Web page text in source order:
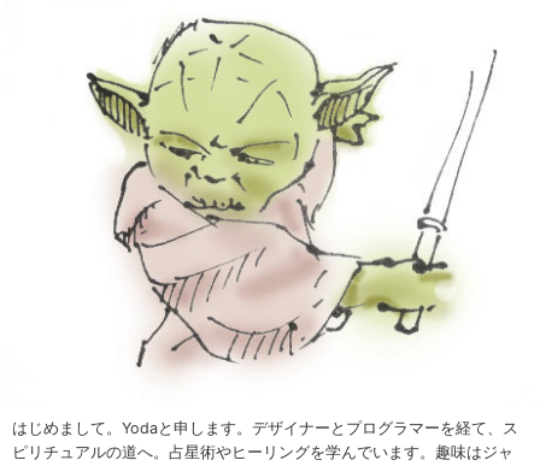
はじめまして。Yodaと申します。デザイナーとプログラマーを経て、ス
ピリチュアルの道へ。占星術やヒーリングを学んでいます。趣味はジャ